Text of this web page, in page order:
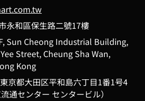
永和區保生路二號17樓
Sun Cheong Industrial Building,
Street, Cheung Sha Wan,
Kong
京都大田区平和島六丁目1番1号4
通センター センタービル）